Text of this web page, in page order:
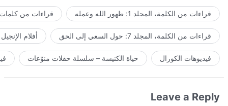
قراءات من الكلمة، المجلد 1: ظهور الله وعمله قراءات من كلمات
قراءات من الكلمة، المجلد 7: حول السعي إلى الحق أفلام الإنجيل
فيديوهات الكورال حياة الكنيسة – سلسلة حفلات منوّعات
Leave a Reply